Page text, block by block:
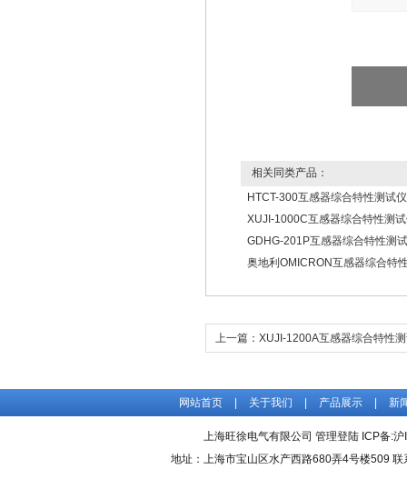
相关同类产品：
HTCT-300互感器综合特性测试仪
XUJI-1000C互感器综合特性测
GDHG-201P互感器综合特性测
奥地利OMICRON互感器综合特
上一篇： XUJI-1200A互感器综合特性
网站首页 关于我们 产品展示 新
上海旺徐电气有限公司 管理登陆 ICP备:沪
地址：上海市宝山区水产西路680弄4号楼509